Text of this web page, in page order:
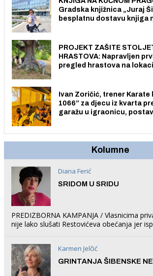
Gradska knjižnica „Juraj
besplatnu dostavu knjiga
PROJEKT ZAŠITE
HRASTOVA: Napravljen
pregled hrastova na
Ivan Zoričić, trener Karate
1066” za djecu iz kvarta
garažu u igraonicu,
Kolumne
Diana Ferić
SRIDOM U SRIDU
PREDIZBORNA KAMPANJA / Vlasnicima
nije lako slušati Restovićeva obećanja jer
Karmen Jelčić
GRINTANJA ŠIBENSKE